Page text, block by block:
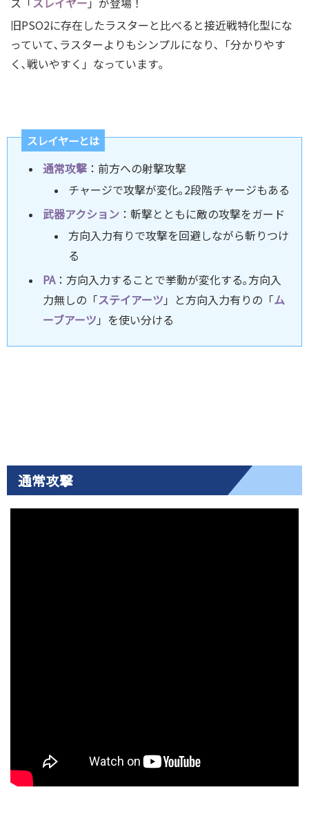
旧PSO2に存在したラスターと比べると接近戦特化型にな
っていて､ラスターよりもシンプルになり､「分かりやす
く､戦いやすく」なっています｡
スレイヤーとは
通常攻撃 ：前方への射撃攻撃
チャージで攻撃が変化｡2段階チャージもある
武器アクション ：斬撃とともに敵の攻撃をガード
方向入力有りで攻撃を回避しながら斬りつけ
る
PA：方向入力することで挙動が変化する｡方向入
力無しの「ステイアーツ 」と方向入力有りの「ム
ーブアーツ 」を使い分ける
通常攻撃